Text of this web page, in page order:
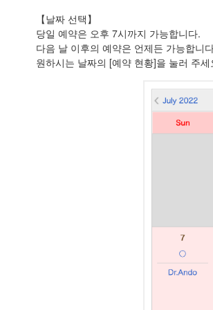
【날짜 선택】
당일 예약은 오후 7시까지 가능합니다.
다음 날 이후의 예약은 언제든 가능합니
원하시는 날짜의 [예약 현황]을 눌러 주세